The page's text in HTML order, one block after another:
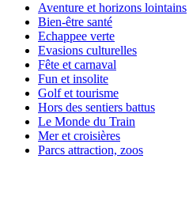
Aventure et horizons lointains
Bien-être santé
Echappee verte
Evasions culturelles
Fête et carnaval
Fun et insolite
Golf et tourisme
Hors des sentiers battus
Le Monde du Train
Mer et croisières
Parcs attraction, zoos